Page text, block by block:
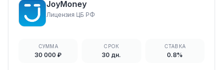
JoyMoney
Лицензия ЦБ РФ
СУММА
30 000 ₽
СРОК
30 дн.
СТАВКА
0.8%